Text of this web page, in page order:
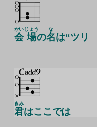
会
かい
場
じょう
の名
な
は“ツリ
君
きみ
はここでは